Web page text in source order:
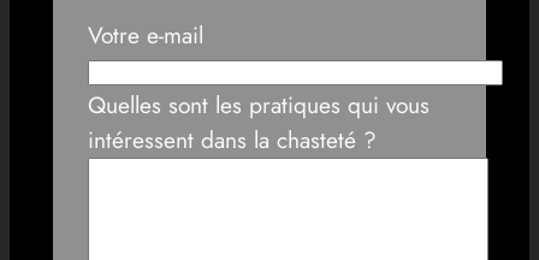
Votre e-mail
Quelles sont les pratiques qui vous
intéressent dans la chasteté ?